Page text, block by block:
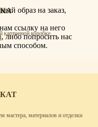
картонной коробке.
мастера, материалов и отделки
образ на заказ,
ссылку на него
, либо попросить нас
способом.